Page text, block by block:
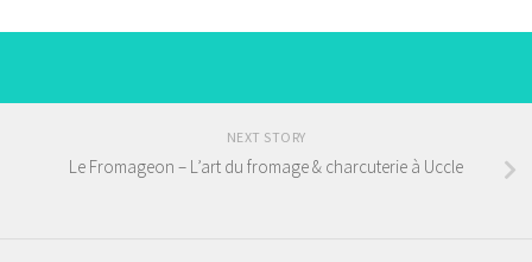
NEXT STORY
Le Fromageon – L’art du fromage & charcuterie à Uccle